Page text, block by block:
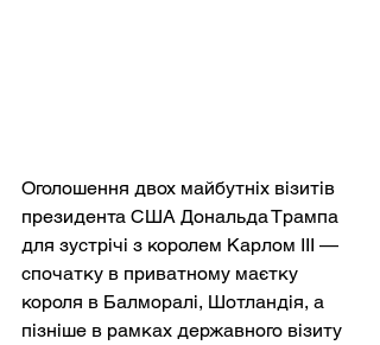
Оголошення двох майбутніх візитів
президента США Дональда Трампа
для зустрічі з королем Карлом III —
спочатку в приватному маєтку
короля в Балморалі, Шотландія, а
пізніше в рамках державного візиту